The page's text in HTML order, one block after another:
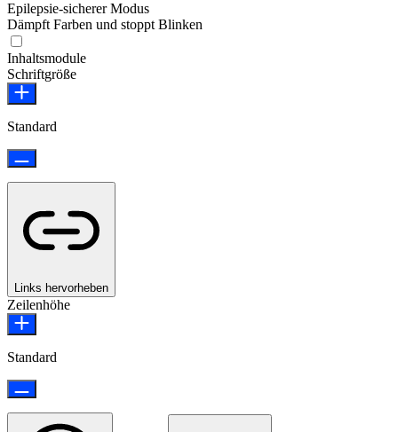
Epilepsie-sicherer Modus
Dämpft Farben und stoppt Blinken
Inhaltsmodule
Schriftgröße
Standard
Links hervorheben
Zeilenhöhe
Standard